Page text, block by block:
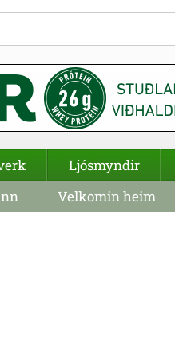
Ljósmyndir
Velkomin heim